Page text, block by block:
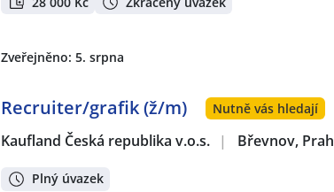
Zveřejněno: 5. srpna
Recruiter/grafik (ž/m) Nutně vás hledají
Kaufland Česká republika v.o.s. | Břevnov,
Plný úvazek